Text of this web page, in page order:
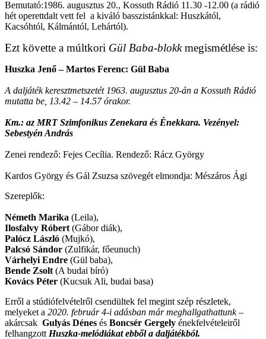
Bemutató:1986. augusztus 20., Kossuth Rádió 11.30 -12.00 (a rádió
hét operettdalt vett fel a kiváló basszistánkkal: Huszkától,
Kacsóhtól, Kálmántól, Lehártól).
Ezt követte a múltkori Gül Baba-blokkmegismétlése is:
Huszka Jenő – Martos Ferenc: Gül Baba
A daljáték keresztmetszetét 1963. augusztus 20-án a Kossuth Rádió
mutatta be, 13.42 – 14.57 órakor.
Km.: az MRT Szimfonikus Zenekara és Énekkara. Vezényel:
Sebestyén András
Zenei rendező: Fejes Cecília. Rendező: Rácz György
Kardos György és Gál Zsuzsa szövegét elmondja: Mészáros Ági
Szereplők:
Németh Marika (Leila),
Ilosfalvy Róbert (Gábor diák),
Palócz László (Mujkó),
Palcsó Sándor (Zulfikár, főeunuch)
Várhelyi Endre (Gül baba),
Bende Zsolt (A budai bíró)
Kovács Péter (Kucsuk Ali, budai basa)
Erről a stúdiófelvételről csendültek fel megint szép részletek,
melyeket a 2020. február 4-i adásban már meghallgathattunk–
akárcsak Gulyás Dénes és Boncsér Gergely énekfelvételeiről
felhangzott Huszka-melódiákat ebből a daljátékból.